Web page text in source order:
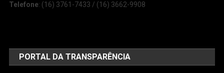
Telefone: (16) 3761-7433 / (16) 3662-9908
PORTAL DA TRANSPARÊNCIA